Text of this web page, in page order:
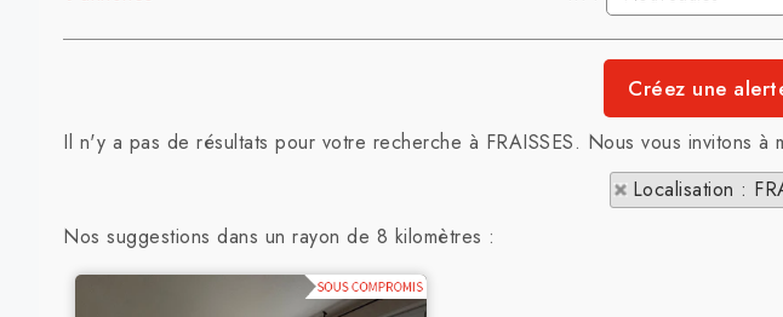
Il n'y a pas de résultats pour votre recherche à FRAISSES. Nous vous invitons
Localisation :
Nos suggestions dans un rayon de 8 kilomètres :